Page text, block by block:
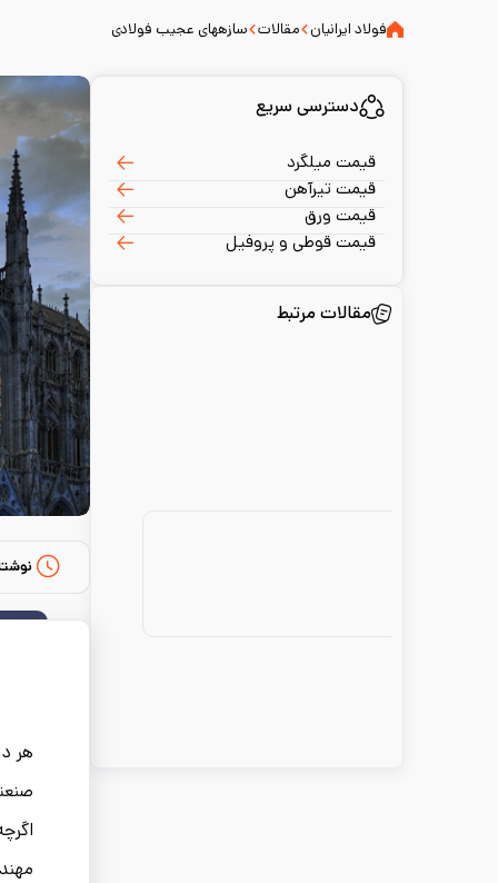
فولاد ایرانیان مقالات سازههای عجیب فولادی
دسترسی سریع
قیمت میلگرد
قیمت تیرآهن
قیمت ورق
قیمت قوطی و پروفیل
مقالات مرتبط
هر